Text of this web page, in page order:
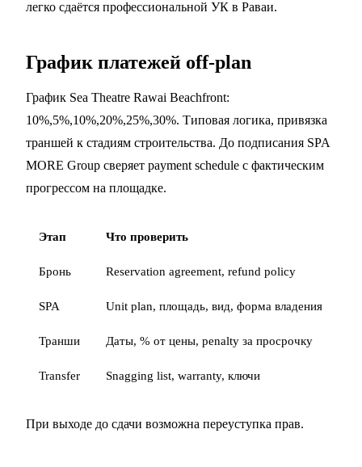
легко сдаётся профессиональной УК в Раваи.
График платежей off-plan
График Sea Theatre Rawai Beachfront:
10%,5%,10%,20%,25%,30%. Типовая логика, привязка
траншей к стадиям строительства. До подписания SPA
MORE Group сверяет payment schedule с фактическим
прогрессом на площадке.
Этап Что проверить
Бронь Reservation agreement, refund policy
SPA Unit plan, площадь, вид, форма владения
Транши Даты, % от цены, penalty за просрочку
Transfer Snagging list, warranty, ключи
При выходе до сдачи возможна переуступка прав.